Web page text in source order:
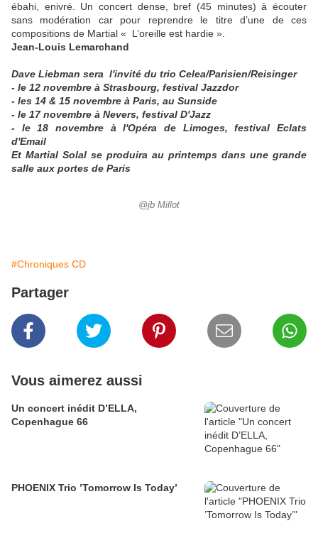
ébahi, enivré. Un concert dense, bref (45 minutes) à écouter
sans modération car pour reprendre le titre d’une de ces
compositions de Martial « L’oreille est hardie ».
Jean-Louis Lemarchand
Dave Liebman sera l'invité du trio Celea/Parisien/Reisinger
- le 12 novembre à Strasbourg, festival Jazzdor
- les 14 & 15 novembre à Paris, au Sunside
- le 17 novembre à Nevers, festival D'Jazz
- le 18 novembre à l'Opéra de Limoges, festival Eclats
d'Email
Et Martial Solal se produira au printemps dans une grande
salle aux portes de Paris
@jb Millot
#Chroniques CD
Partager
Vous aimerez aussi
Un concert inédit D’ELLA,
Copenhague 66
PHOENIX Trio ’Tomorrow Is Today’